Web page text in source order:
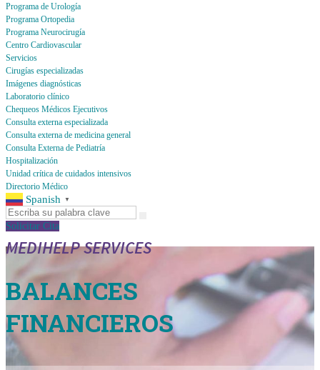
Programa de Urología
Programa Ortopedia
Programa Neurocirugía
Centro Cardiovascular
Servicios
Cirugías especializadas
Imágenes diagnósticas
Laboratorio clínico
Chequeos Médicos Ejecutivos
Consulta externa especializada
Consulta externa de medicina general
Consulta Externa de Pediatría
Hospitalización
Unidad crítica de cuidados intensivos
Directorio Médico
Spanish ▼
Solicitar Cita
MEDIHELP SERVICES
BALANCES
FINANCIEROS